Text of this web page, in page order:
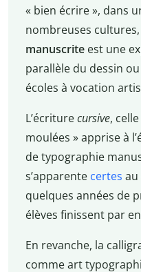
« bien écrire », dans
nombreuses
manuscriteest une
parallèle du dessin
écoles à vocation
L’écriturecursive,
moulées » apprise à
de typographie
s’apparente certes au
quelques années de
élèves finissent par
En revanche, la
comme art